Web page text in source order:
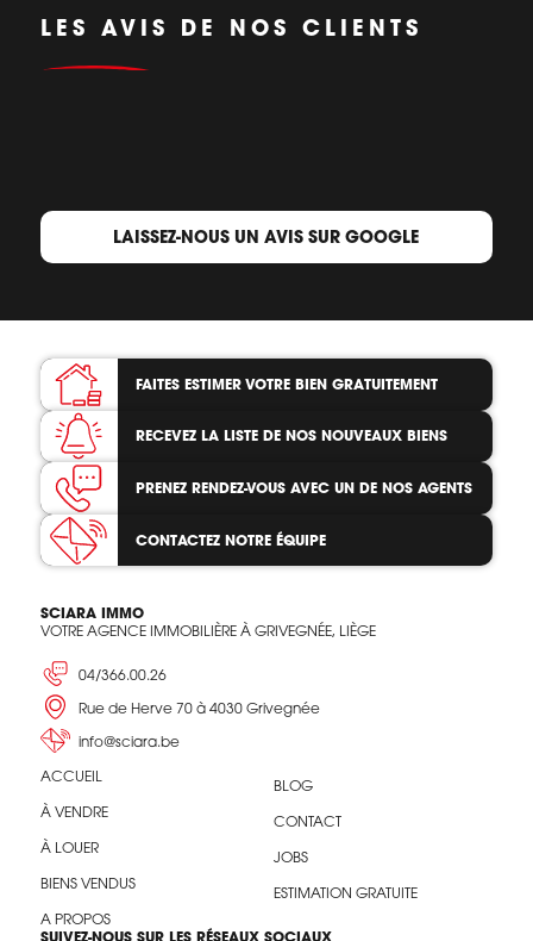
LES AVIS DE NOS CLIENTS
LAISSEZ-NOUS UN AVIS SUR GOOGLE
FAITES ESTIMER VOTRE BIEN GRATUITEMENT
RECEVEZ LA LISTE DE NOS NOUVEAUX BIENS
PRENEZ RENDEZ-VOUS AVEC UN DE NOS AGENTS
CONTACTEZ NOTRE ÉQUIPE
SCIARA IMMO
VOTRE AGENCE IMMOBILIÈRE À GRIVEGNÉE, LIÈGE
04/366.00.26
Rue de Herve 70 à 4030 Grivegnée
info@sciara.be
ACCUEIL
À VENDRE
À LOUER
BIENS VENDUS
A PROPOS
BLOG
CONTACT
JOBS
ESTIMATION GRATUITE
SUIVEZ-NOUS SUR LES RÉSEAUX SOCIAUX